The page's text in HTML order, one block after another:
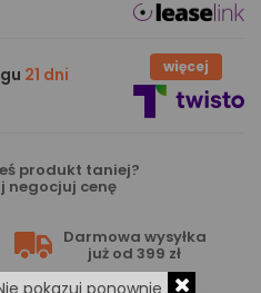
21 dni
więcej
produkt taniej?
negocjuj cenę
Darmowa wysyłka
już od 399 zł
pokazuj ponownie